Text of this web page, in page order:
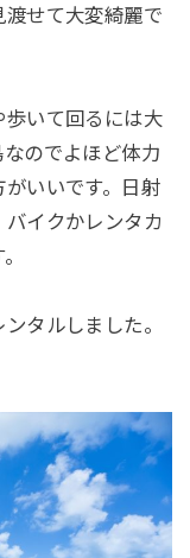
せて大変綺麗で
歩いて回るには大
のでよほど体力
いいです。日射
イクかレンタカ
タルしました。